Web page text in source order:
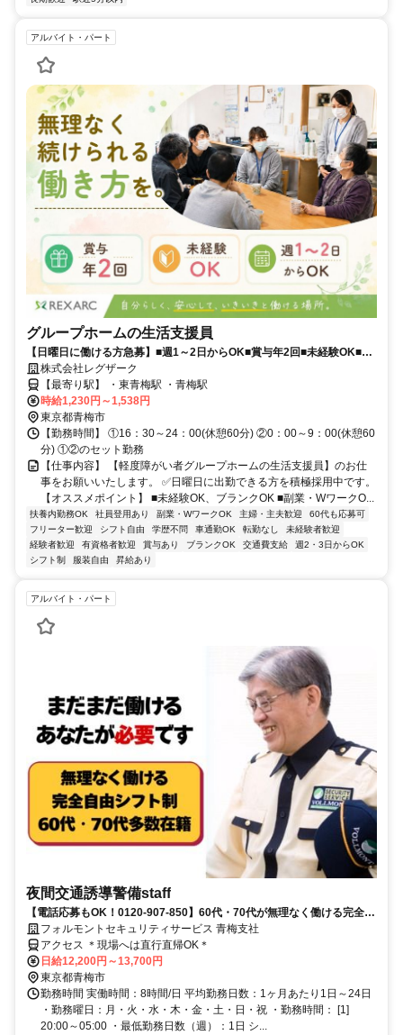
アルバイト・パート
グループホームの生活支援員
【日曜日に働ける方急募】■週1～2日からOK■賞与年2回■未経験OK■服
装・髪型自由
株式会社レグザーク
【最寄り駅】 ・東青梅駅 ・青梅駅
時給1,230円～1,538円
東京都青梅市
【勤務時間】 ①16：30～24：00(休憩60分) ②0：00～9：00(休憩60
分) ①②のセット勤務
【仕事内容】 【軽度障がい者グループホームの生活支援員】のお仕
事をお願いいたします。 ✅日曜日に出勤できる方を積極採用中です。
【オススメポイント】 ■未経験OK、ブランクOK ■副業・WワークO...
扶養内勤務OK 社員登用あり 副業・WワークOK 主婦・主夫歓迎
60代も応募可
フリーター歓迎
シフト自由 学歴不問 車通勤OK 転勤なし
未経験者歓迎
経験者歓迎
有資格者歓迎 賞与あり ブランクOK 交通費支給
週2・3日からOK
シフト制
服装自由 昇給あり
アルバイト・パート
夜間交通誘導警備staff
【電話応募もOK！0120-907-850】60代・70代が無理なく働ける完全自
由シフト♪日払いOK♪
フォルモントセキュリティサービス 青梅支社
アクセス ＊現場へは直行直帰OK＊
日給12,200円～13,700円
東京都青梅市
勤務時間 実働時間：8時間/日 平均勤務日数：1ヶ月あたり1日～24日
・勤務曜日：月・火・水・木・金・土・日・祝 ・勤務時間： [1]
20:00～05:00 ・最低勤務日数（週）：1日 シ...